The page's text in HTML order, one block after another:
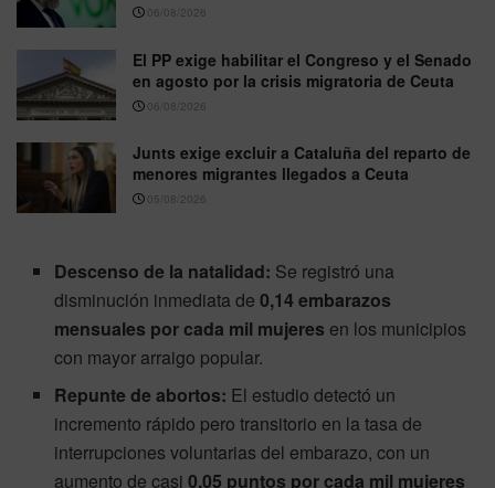
06/08/2026
El PP exige habilitar el Congreso y el Senado
en agosto por la crisis migratoria de Ceuta
06/08/2026
Junts exige excluir a Cataluña del reparto de
menores migrantes llegados a Ceuta
05/08/2026
Descenso de la natalidad: Se registró una
disminución inmediata de0,14 embarazos
mensuales por cada mil mujeres en los municipios
con mayor arraigo popular.
Repunte de abortos: El estudio detectó un
incremento rápido pero transitorio en la tasa de
interrupciones voluntarias del embarazo, con un
aumento de casi0,05 puntos por cada mil mujeres